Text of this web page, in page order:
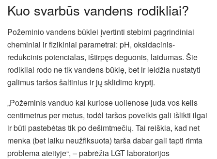
Kuo svarbūs vandens rodikliai?
Požeminio vandens būklei įvertinti stebimi pagrindiniai
cheminiai ir fizikiniai parametrai: pH, oksidacinis-
redukcinis potencialas, ištirpęs deguonis, laidumas. Šie
rodikliai rodo ne tik vandens būklę, bet ir leidžia nustatyti
galimus taršos šaltinius ir jų sklidimo kryptį.
„Požeminis vanduo kai kuriose uolienose juda vos kelis
centimetrus per metus, todėl taršos poveikis gali išlikti ilgai
ir būti pastebėtas tik po dešimtmečių. Tai reiškia, kad net
menka (bet laiku neužfiksuota) tarša dabar gali tapti rimta
problema ateityje“, – pabrėžia LGT laboratorijos